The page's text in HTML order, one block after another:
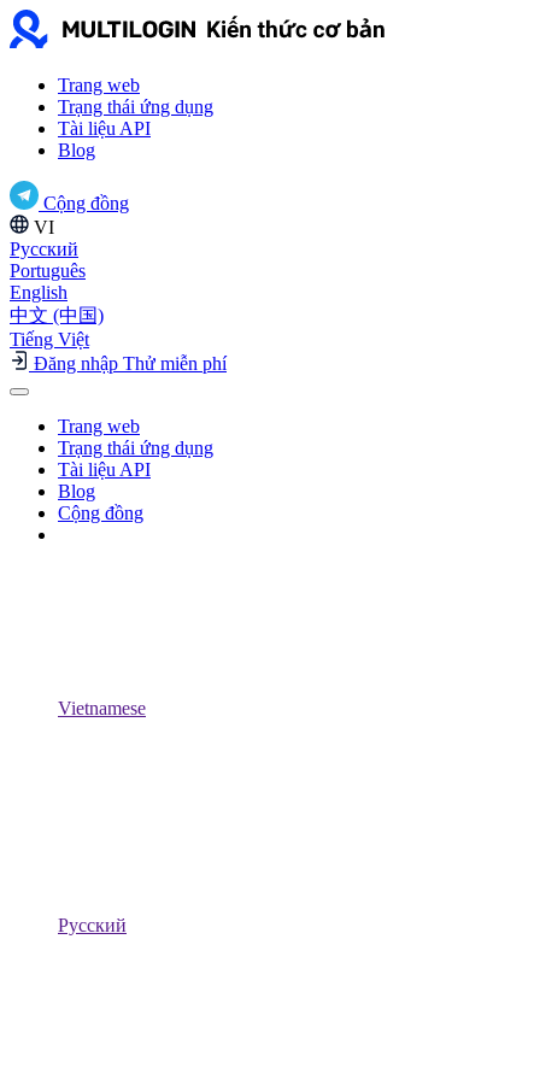
Trang web
Trạng thái ứng dụng
Tài liệu API
Blog
Cộng đồng
VI
Русский
Português
English
中文 (中国)
Tiếng Việt
Đăng nhập Thử miễn phí
Trang web
Trạng thái ứng dụng
Tài liệu API
Blog
Cộng đồng
Vietnamese
Русский